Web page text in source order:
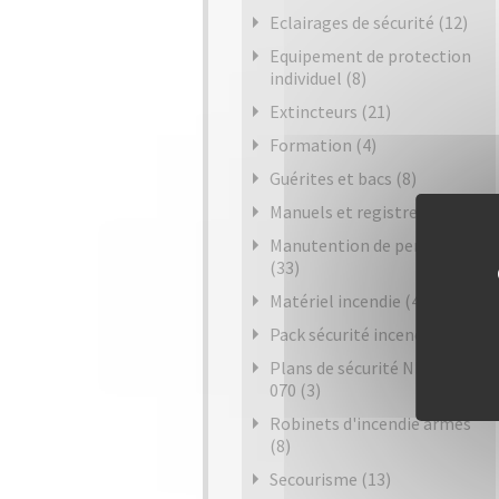
Eclairages de sécurité (12)
Equipement de protection
individuel (8)
Extincteurs (21)
Formation (4)
Guérites et bacs (8)
Manuels et registres (6)
Manutention de personnes
(33)
Matériel incendie (4)
Pack sécurité incendie (4)
Plans de sécurité NF X08-
070 (3)
Robinets d'incendie armés
(8)
Secourisme (13)